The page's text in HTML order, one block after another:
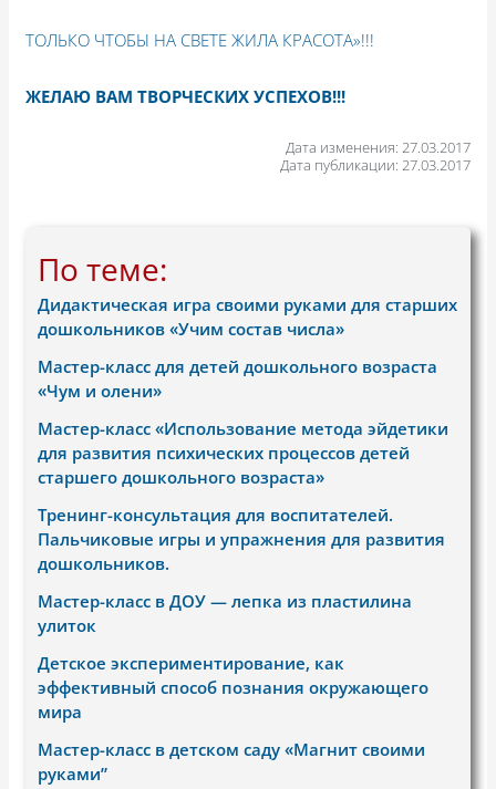
ТОЛЬКО ЧТОБЫ НА СВЕТЕ ЖИЛА КРАСОТА»!!!
ЖЕЛАЮ ВАМ ТВОРЧЕСКИХ УСПЕХОВ!!!
Дата изменения: 27.03.2017
Дата публикации: 27.03.2017
По теме:
Дидактическая игра своими руками для старших
дошкольников «Учим состав числа»
Мастер-класс для детей дошкольного возраста
«Чум и олени»
Мастер-класс «Использование метода эйдетики
для развития психических процессов детей
старшего дошкольного возраста»
Тренинг-консультация для воспитателей.
Пальчиковые игры и упражнения для развития
дошкольников.
Мастер-класс в ДОУ — лепка из пластилина
улиток
Детское экспериментирование, как
эффективный способ познания окружающего
мира
Мастер-класс в детском саду «Магнит своими
руками”